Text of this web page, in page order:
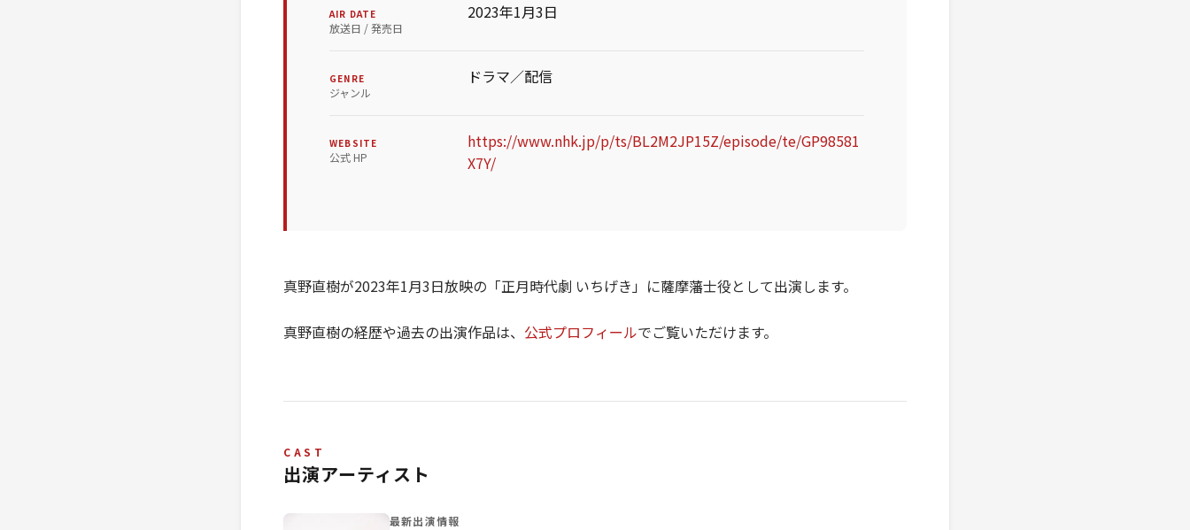
AIR DATE
放送日 / 発売日
2023年1月3日
GENRE
ジャンル
ドラマ／配信
WEBSITE
公式 HP
https://www.nhk.jp/p/ts/BL2M2JP15Z/episode/te/GP98581
X7Y/
真野直樹が2023年1月3日放映の「正月時代劇 いちげき」に薩摩藩士役として出演します。
真野直樹の経歴や過去の出演作品は、 公式プロフィールでご覧いただけます。
CAST
出演アーティスト
最新出演情報